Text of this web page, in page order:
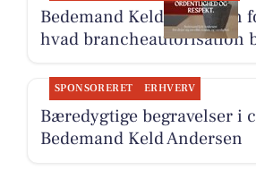
Bedemand Keld Andersen
hvad brancheautorisation
SPONSORERET ERHVERV
Bæredygtige begravelser i
Bedemand Keld Andersen